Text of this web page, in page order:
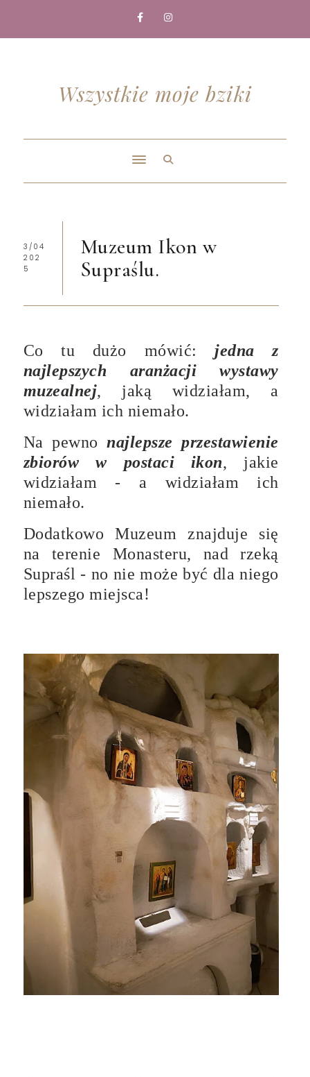
Wszystkie moje bziki
3/04
202
5
Muzeum Ikon w
Supraślu.
Co tu dużo mówić:jedna z
najlepszych aranżacji wystawy
muzealnej, jaką widziałam, a
widziałam ich niemało.
Na pewnonajlepsze przestawienie
zbiorów w postaci ikon, jakie
widziałam - a widziałam ich
niemało.
Dodatkowo Muzeum znajduje się
na terenie Monasteru, nad rzeką
Supraśl - no nie może być dla niego
lepszego miejsca!